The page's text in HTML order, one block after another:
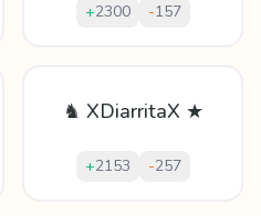
+2300 -157
♞ XDiarritaX ★
+2153 -257